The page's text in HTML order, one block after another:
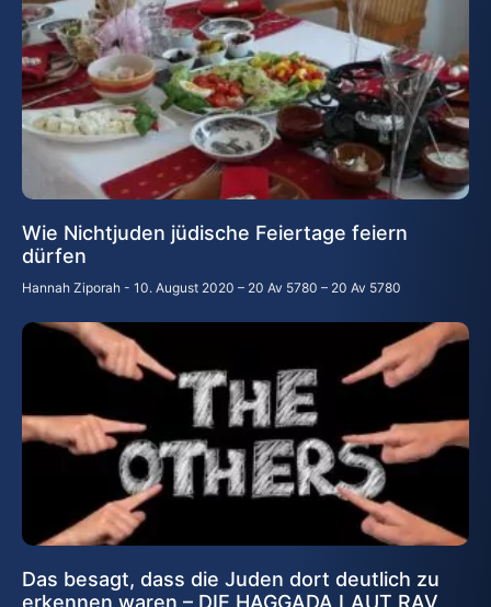
Wie Nichtjuden jüdische Feiertage feiern
dürfen
Hannah Ziporah 10. August 2020 – 20 Av 5780 – 20 Av 5780
Das besagt, dass die Juden dort deutlich zu
erkennen waren – DIE HAGGADA LAUT RAV